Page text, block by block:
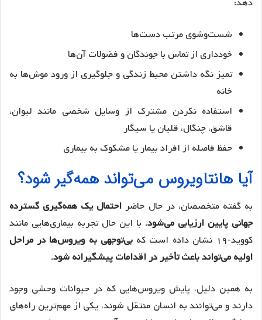
شست‌وشوی مرتب دست‌ها
خودداری از تماس با جوندگان و فضولات آن‌ها
تمیز نگه داشتن محیط زندگی و جلوگیری از ورود موش‌ها به
خانه
استفاده نکردن مشترک از وسایل شخصی مانند لیوان،
قاشق، چنگال، قلیان یا سیگار
حفظ فاصله از افراد بیمار یا مشکوک به بیماری
آیا هانتاویروس می‌تواند همه‌گیر شود؟
به گفته متخصصان، در حال حاضر احتمال یک همه‌گیری گسترده
جهانی پایین ارزیابی می‌شود. با این حال تجربه بیماری‌هایی مانند
کووید‑۱۹ نشان داده است که
بی‌توجهی به ویروس‌ها در مراحل
اولیه می‌تواند باعث تأخیر در اقدامات پیشگیرانه شود.
به همین دلیل، پایش ویروس‌هایی که در حیوانات وحشی وجود
دارند و می‌توانند به انسان منتقل شوند، یکی از مهم‌ترین راه‌های